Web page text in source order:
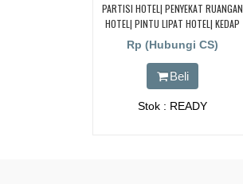
PARTISI HOTEL| PENYEKAT RUANGAN
HOTEL| PINTU LIPAT HOTEL| KEDAP
SUARA
Rp (Hubungi CS)
Beli
Stok : READY